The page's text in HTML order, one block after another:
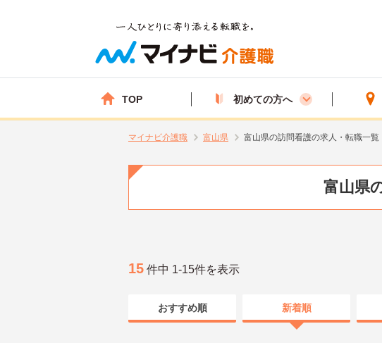
TOP 初めての方へ
マイナビ介護職 富山県 富山県の訪問看護の求人・転職一覧
富山県
15 件中 1-15件を表示
おすすめ順 新着順